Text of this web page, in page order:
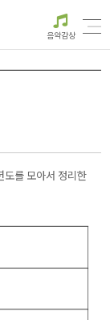
음악감상
도를 모아서 정리한